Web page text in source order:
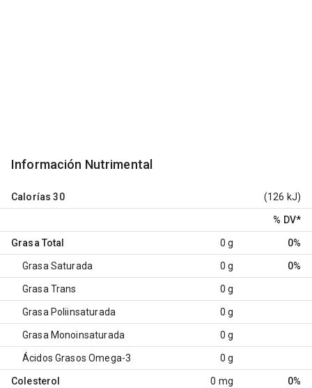
Información Nutrimental
Calorías 30 (126 kJ)
% DV*
Grasa Total 0 g 0%
Grasa Saturada 0 g 0%
Grasa Trans 0 g
Grasa Poliinsaturada 0 g
Grasa Monoinsaturada 0 g
Ácidos Grasos Omega-3 0 g
Colesterol 0 mg 0%